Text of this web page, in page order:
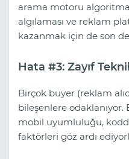
arama motoru
algılaması ve reklam
kazanmak için de son
Hata #3: Zayıf
Birçok buyer (reklam
bileşenlere odaklanıyor.
mobil uyumluluğu,
faktörleri göz ardı